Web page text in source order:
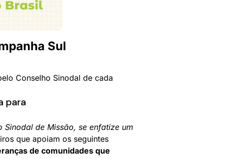
Sul
Conselho Sinodal de cada
para
Sinodal de Missão, se enfatize um
que apoiam os seguintes
de comunidades que